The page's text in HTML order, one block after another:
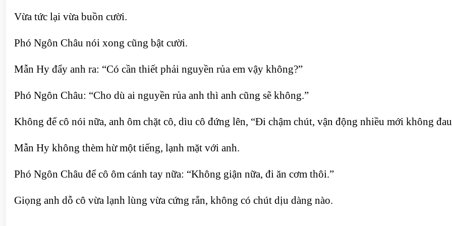
Vừa tức lại vừa buồn cười.
Phó Ngôn Châu nói xong cũng bật cười.
Mẫn Hy đẩy anh ra: “Có cần thiết phải nguyền rủa em vậy không?”
Phó Ngôn Châu: “Cho dù ai nguyền rủa anh thì anh cũng sẽ không.”
Không để cô nói nữa, anh ôm chặt cô, dìu cô đứng lên, “Đi chậm chút, vận động nhiều mới không
Mẫn Hy không thèm hừ một tiếng, lạnh mặt với anh.
Phó Ngôn Châu để cô ôm cánh tay nữa: “Không giận nữa, đi ăn cơm thôi.”
Giọng anh dỗ cô vừa lạnh lùng vừa cứng rắn, không có chút dịu dàng nào.